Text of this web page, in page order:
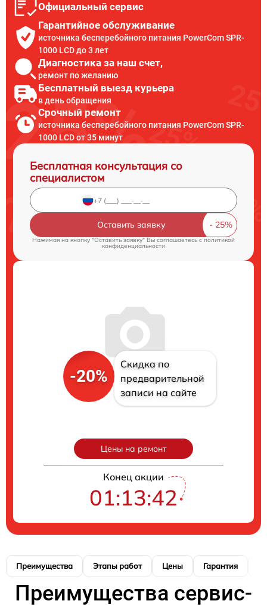
Официальный сервис
Гарантийное обслуживание
источника бесперебойного питания PowerCom SPR-
1000 LCD до 3 лет
Диагностика за наш счет,
ремонт по желанию
Бесплатный выезд курьера
в день обращения
Срочный ремонт
источника бесперебойного питания PowerCom SPR-
1000 LCD от 35 минут
Бесплатная консультация со
специалистом
Оставить заявку
Нажимая на кнопку "Оставить заявку" Вы соглашаетесь cполитикой
конфиденциальности
-20%
Скидка по
предварительной
записи на сайте
Цены на ремонт
Конец акции
01:13:41
Преимущества Этапы работ Цены Гарантия
Преимущества сервис-